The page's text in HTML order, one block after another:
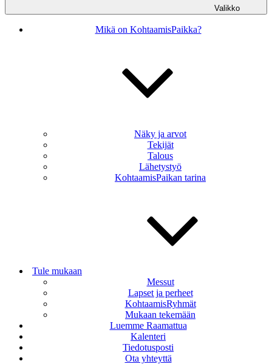
Valikko
Mikä on KohtaamisPaikka?
Näky ja arvot
Tekijät
Talous
Lähetystyö
KohtaamisPaikan tarina
Tule mukaan
Messut
Lapset ja perheet
KohtaamisRyhmät
Mukaan tekemään
Luemme Raamattua
Kalenteri
Tiedotusposti
Ota yhteyttä